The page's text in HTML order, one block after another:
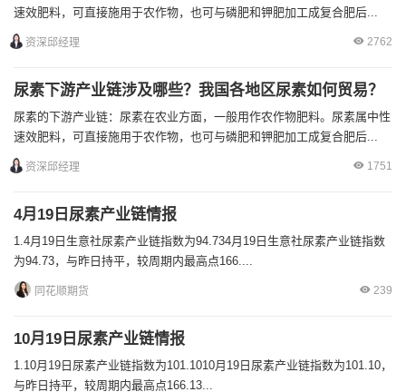
速效肥料，可直接施用于农作物，也可与磷肥和钾肥加工成复合肥后...
资深邱经理 2762
尿素下游产业链涉及哪些？我国各地区尿素如何贸易？
尿素的下游产业链：尿素在农业方面，一般用作农作物肥料。尿素属中性
速效肥料，可直接施用于农作物，也可与磷肥和钾肥加工成复合肥后...
资深邱经理 1751
4月19日尿素产业链情报
1.4月19日生意社尿素产业链指数为94.734月19日生意社尿素产业链指数
为94.73，与昨日持平，较周期内最高点166....
同花顺期货 239
10月19日尿素产业链情报
1.10月19日尿素产业链指数为101.1010月19日尿素产业链指数为101.10，
与昨日持平，较周期内最高点166.13...